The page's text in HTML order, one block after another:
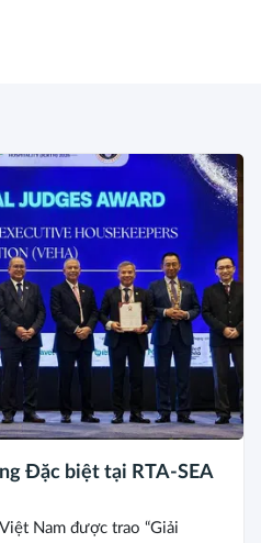
Đặc biệt tại RTA-SEA
Nam được trao “Giải